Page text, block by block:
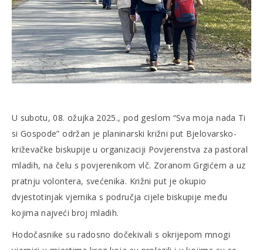
U subotu, 08. ožujka 2025., pod geslom “Sva moja nada Ti
si Gospode” održan je planinarski križni put Bjelovarsko-
križevačke biskupije u organizaciji Povjerenstva za pastoral
mladih, na čelu s povjerenikom vlč. Zoranom Grgićem a uz
pratnju volontera, svećenika. Križni put je okupio
dvjestotinjak vjernika s područja cijele biskupije među
kojima najveći broj mladih.
Hodočasnike su radosno dočekivali s okrijepom mnogi